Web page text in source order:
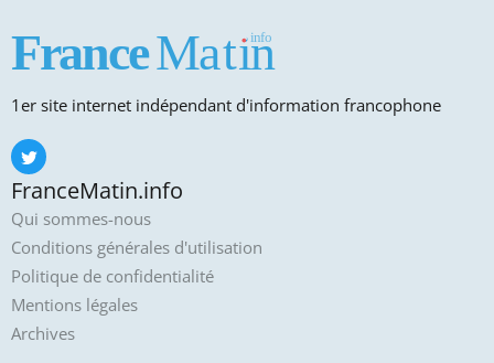
1er site internet indépendant d'information francophone
FranceMatin.info
Qui sommes-nous
Conditions générales d'utilisation
Politique de confidentialité
Mentions légales
Archives